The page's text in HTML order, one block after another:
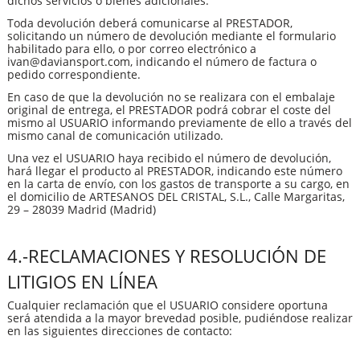
Toda devolución deberá comunicarse al PRESTADOR,
solicitando un número de devolución mediante el formulario
habilitado para ello, o por correo electrónico a
ivan@daviansport.com, indicando el número de factura o
pedido correspondiente.
En caso de que la devolución no se realizara con el embalaje
original de entrega, el PRESTADOR podrá cobrar el coste del
mismo al USUARIO informando previamente de ello a través del
mismo canal de comunicación utilizado.
Una vez el USUARIO haya recibido el número de devolución,
hará llegar el producto al PRESTADOR, indicando este número
en la carta de envío, con los gastos de transporte a su cargo, en
el domicilio de ARTESANOS DEL CRISTAL, S.L., Calle Margaritas,
29 – 28039 Madrid (Madrid)
4.-RECLAMACIONES Y RESOLUCIÓN DE
LITIGIOS EN LÍNEA
Cualquier reclamación que el USUARIO considere oportuna
será atendida a la mayor brevedad posible, pudiéndose realizar
en las siguientes direcciones de contacto: